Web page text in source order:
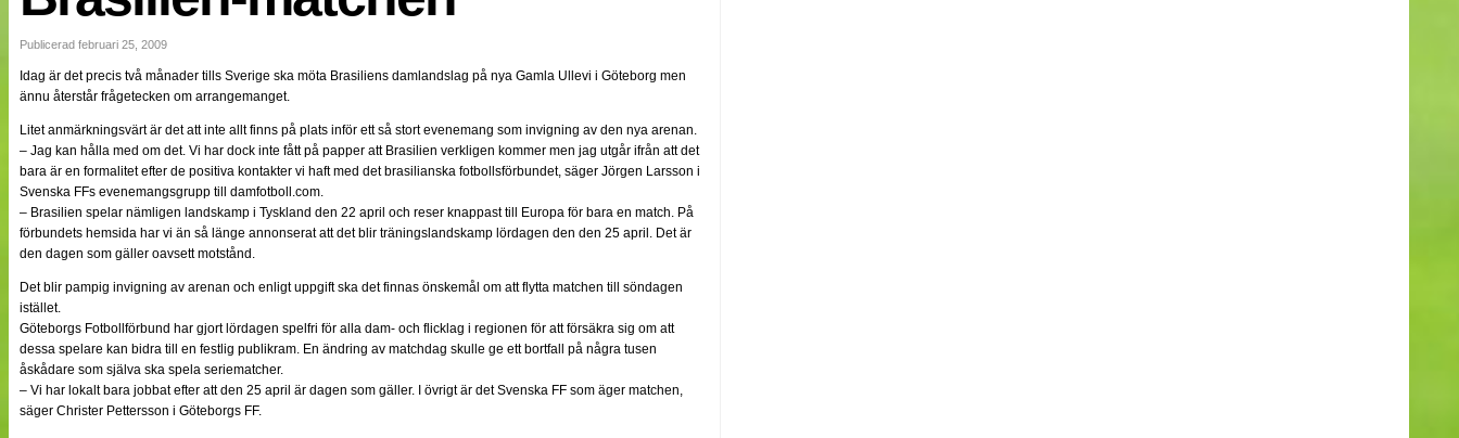
NÄTverket
Nyheter
Bloggar
Lagen
Webb-TV
Cuper
Medlemmar
Medlemsbilder
Till klubbkassan
Om oss
NÄTverket
Split vision
Publicerad februari 25, 2009
Idag är det precis två månader tills Sverige ska möta Brasiliens damlandslag på nya Gamla Ullevi i Göteborg men
ännu återstår frågetecken om arrangemanget.
Litet anmärkningsvärt är det att inte allt finns på plats inför ett så stort evenemang som invigning av den nya arenan.
– Jag kan hålla med om det. Vi har dock inte fått på papper att Brasilien verkligen kommer men jag utgår ifrån att det
bara är en formalitet efter de positiva kontakter vi haft med det brasilianska fotbollsförbundet, säger Jörgen Larsson i
Svenska FFs evenemangsgrupp till damfotboll.com.
– Brasilien spelar nämligen landskamp i Tyskland den 22 april och reser knappast till Europa för bara en match. På
förbundets hemsida har vi än så länge annonserat att det blir träningslandskamp lördagen den den 25 april. Det är
den dagen som gäller oavsett motstånd.
Det blir pampig invigning av arenan och enligt uppgift ska det finnas önskemål om att flytta matchen till söndagen
istället.
Göteborgs Fotbollförbund har gjort lördagen spelfri för alla dam- och flicklag i regionen för att försäkra sig om att
dessa spelare kan bidra till en festlig publikram. En ändring av matchdag skulle ge ett bortfall på några tusen
åskådare som själva ska spela seriematcher.
– Vi har lokalt bara jobbat efter att den 25 april är dagen som gäller. I övrigt är det Svenska FF som äger matchen,
säger Christer Pettersson i Göteborgs FF.